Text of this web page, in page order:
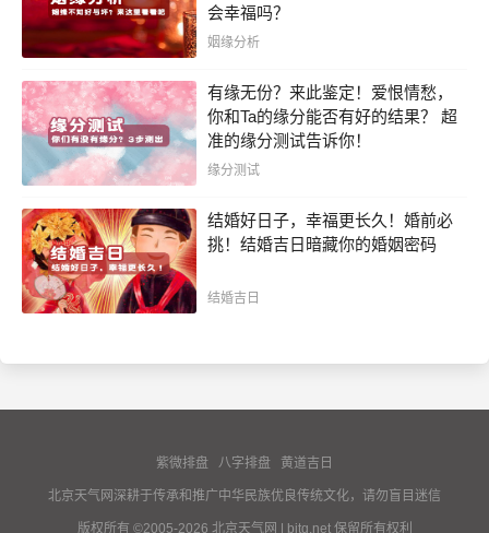
会幸福吗？
姻缘分析
有缘无份？来此鉴定！爱恨情愁，
你和Ta的缘分能否有好的结果？ 超
准的缘分测试告诉你！
缘分测试
结婚好日子，幸福更长久！婚前必
挑！结婚吉日暗藏你的婚姻密码
结婚吉日
紫微排盘 八字排盘 黄道吉日
北京天气网深耕于传承和推广中华民族优良传统文化，请勿盲目迷信
版权所有 ©2005-2026 北京天气网 | bjtq.net 保留所有权利